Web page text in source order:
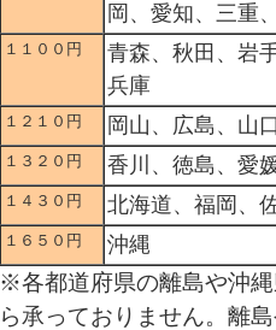
岡、愛知、三重
１１００円
青森、秋田、岩
兵庫
１２１０円 岡山、広島、山
１３２０円 香川、徳島、愛
１４３０円 北海道、福岡、
１６５０円 沖縄
※各都道府県の離島や沖
ら承っておりません。離